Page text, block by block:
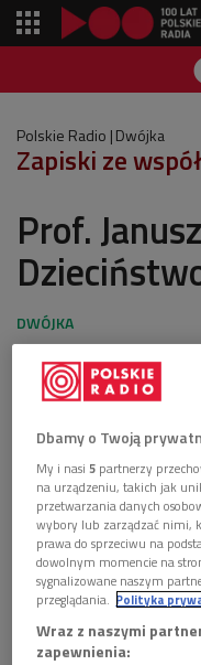
Polskie Radio Dwójka
Zapiski ze
Prof.
ostatnia aktualizacja:
03.06.2025 12:45
Obserwuj nas
Google News
- Od dzieciństwa
sztuki, kultury,
wille poniemieckie i
pracujący w Polskim
Degler.
Dbamy o Twoją
My i nasi5 partnerzy
na urządzeniu, takich jak
przetwarzania danych
wybory lub zarządzać nimi,
prawa do sprzeciwu na
dowolnym momencie na
sygnalizowane naszym
przeglądania. Polityka
Wraz z naszymi
zapewnienia: